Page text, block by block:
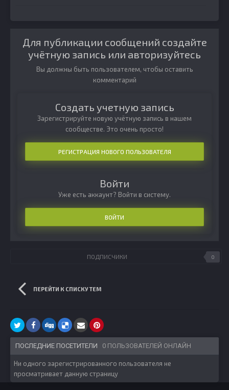
Для публикации сообщений создайте
учётную запись или авторизуйтесь
Вы должны быть пользователем, чтобы оставить
комментарий
Создать учетную запись
Зарегистрируйте новую учётную запись в нашем
сообществе. Это очень просто!
РЕГИСТРАЦИЯ НОВОГО ПОЛЬЗОВАТЕЛЯ
Войти
Уже есть аккаунт? Войти в систему.
ВОЙТИ
ПОДПИСЧИКИ 0
ПЕРЕЙТИ К СПИСКУ ТЕМ
ПОСЛЕДНИЕ ПОСЕТИТЕЛИ 0 ПОЛЬЗОВАТЕЛЕЙ ОНЛАЙН
Ни одного зарегистрированного пользователя не
просматривает данную страницу